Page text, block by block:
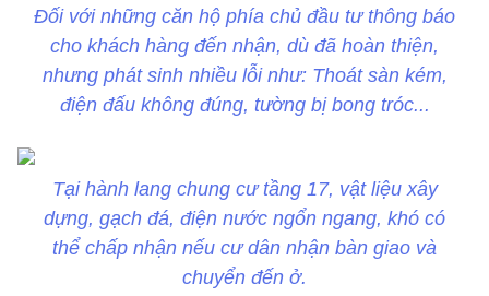
Đối với những căn hộ phía chủ đầu tư thông báo
cho khách hàng đến nhận, dù đã hoàn thiện,
nhưng phát sinh nhiều lỗi như: Thoát sàn kém,
điện đấu không đúng, tường bị bong tróc...
Tại hành lang chung cư tầng 17, vật liệu xây
dựng, gạch đá, điện nước ngổn ngang, khó có
thể chấp nhận nếu cư dân nhận bàn giao và
chuyển đến ở.